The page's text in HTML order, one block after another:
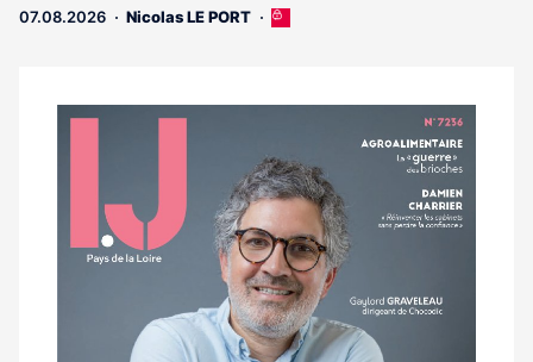
07.08.2026 Nicolas LE PORT
Cet
aux
Notre
magazine